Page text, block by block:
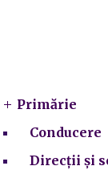
Primărie
Conducere
Direcții și